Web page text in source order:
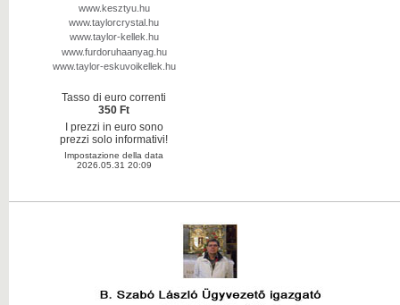
www.kesztyu.hu
www.taylorcrystal.hu
www.taylor-kellek.hu
www.furdoruhaanyag.hu
www.taylor-eskuvoikellek.hu
Tasso di euro correnti
350 Ft
I prezzi in euro sono
prezzi solo informativi!
Impostazione della data
2026.05.31 20:09